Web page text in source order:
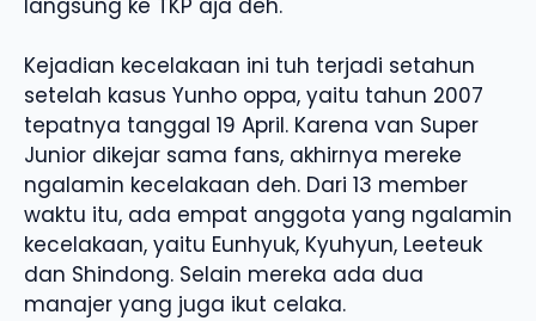
Kejadian kecelakaan ini tuh terjadi setahun
setelah kasus Yunho oppa, yaitu tahun 2007
tepatnya tanggal 19 April. Karena van Super
Junior dikejar sama fans, akhirnya mereke
ngalamin kecelakaan deh. Dari 13 member
waktu itu, ada empat anggota yang ngalamin
kecelakaan, yaitu Eunhyuk, Kyuhyun, Leeteuk
dan Shindong. Selain mereka ada dua
manajer yang juga ikut celaka.